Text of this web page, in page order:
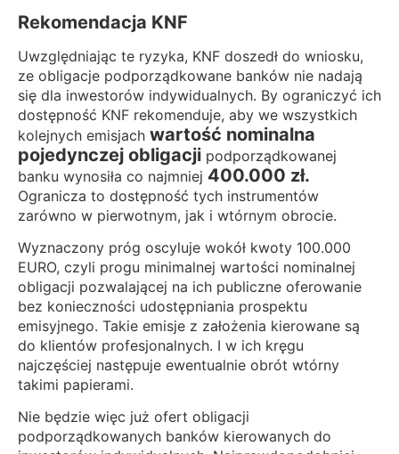
Rekomendacja KNF
Uwzględniając te ryzyka, KNF doszedł do wniosku,
ze obligacje podporządkowane banków nie nadają
się dla inwestorów indywidualnych. By ograniczyć ich
dostępność KNF rekomenduje, aby we wszystkich
kolejnych emisjach wartość nominalna
pojedynczej obligacji podporządkowanej
banku wynosiła co najmniej 400.000 zł.
Ogranicza to dostępność tych instrumentów
zarówno w pierwotnym, jak i wtórnym obrocie.
Wyznaczony próg oscyluje wokół kwoty 100.000
EURO, czyli progu minimalnej wartości nominalnej
obligacji pozwalającej na ich publiczne oferowanie
bez konieczności udostępniania prospektu
emisyjnego. Takie emisje z założenia kierowane są
do klientów profesjonalnych. I w ich kręgu
najczęściej następuje ewentualnie obrót wtórny
takimi papierami.
Nie będzie więc już ofert obligacji
podporządkowanych banków kierowanych do